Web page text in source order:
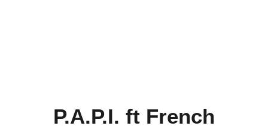
P.A.P.I. ft French